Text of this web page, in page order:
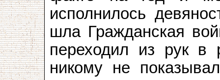
исполнилось
шла Гражданская
переходил из рук
никому не